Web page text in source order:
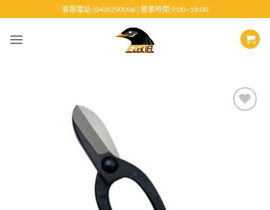
至
客服電話:(04)8290006 | 營業時間:9:00~18:00